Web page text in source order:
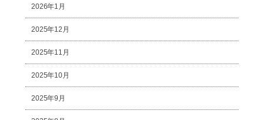
2026年1月
2025年12月
2025年11月
2025年10月
2025年9月